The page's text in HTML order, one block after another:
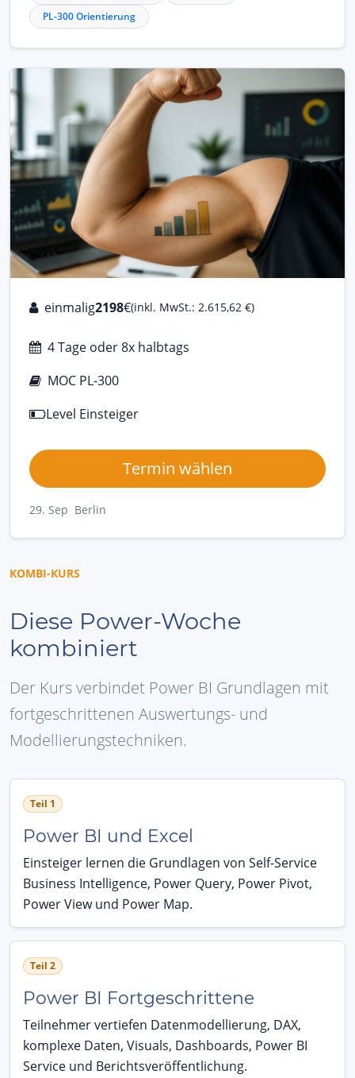
PL-300 Orientierung
einmalig2198€(inkl. MwSt.: 2.615,62 €)
4 Tage oder 8x halbtags
MOC PL-300
Level Einsteiger
Termin wählen
29. Sep Berlin
KOMBI-KURS
Diese Power-Woche
kombiniert
Der Kurs verbindet Power BI Grundlagen mit
fortgeschrittenen Auswertungs- und
Modellierungstechniken.
Teil 1
Power BI und Excel
Einsteiger lernen die Grundlagen von Self-Service
Business Intelligence, Power Query, Power Pivot,
Power View und Power Map.
Teil 2
Power BI Fortgeschrittene
Teilnehmer vertiefen Datenmodellierung, DAX,
komplexe Daten, Visuals, Dashboards, Power BI
Service und Berichtsveröffentlichung.